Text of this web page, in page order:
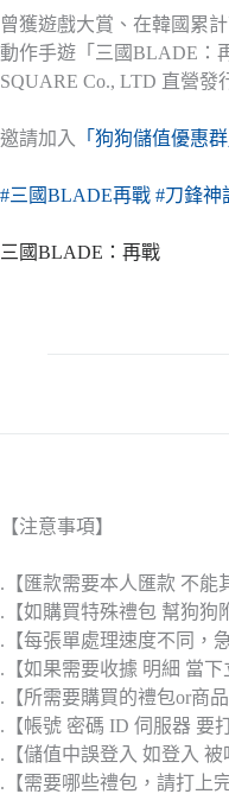
NT$30
到
曾獲遊戲大賞、在韓國累
動作手遊「三國BLADE：
SQUARE Co., LTD 直營發
邀請加入 「狗狗儲值優惠群
#三國BLADE再戰 #刀鋒神
三國BLADE：再戰
【注意事項】
.【匯款需要本人匯款 不能
.【如購買特殊禮包 幫狗狗
.【每張單處理速度不同，
.【如果需要收據 明細 當下
.【所需要購買的禮包or商
.【帳號 密碼 ID 伺服器 要
.【儲值中誤登入 如登入 被
.【需要哪些禮包，請打上